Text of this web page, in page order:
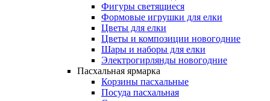
Фигуры светящиеся
Формовые игрушки для елки
Цветы для елки
Цветы и композиции новогодние
Шары и наборы для елки
Электрогирлянды новогодние
Пасхальная ярмарка
Корзины пасхальные
Посуда пасхальная